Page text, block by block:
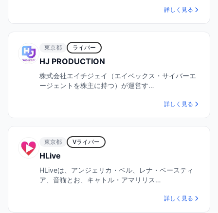
詳しく見る
東京都 ライバー
HJ PRODUCTION
株式会社エイチジェイ（エイベックス・サイバーエ
ージェントを株主に持つ）が運営す…
詳しく見る
東京都 Vライバー
HLive
HLiveは、アンジェリカ・ベル、レナ・ベースティ
ア、音猫とお、キャトル・アマリリス…
詳しく見る